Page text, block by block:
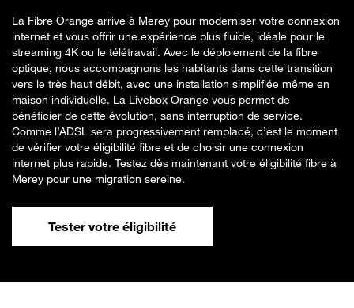
La Fibre Orange arrive à Merey pour moderniser votre connexion
internet et vous offrir une expérience plus fluide, idéale pour le
streaming 4K ou le télétravail. Avec le déploiement de la fibre
optique, nous accompagnons les habitants dans cette transition
vers le très haut débit, avec une installation simplifiée même en
maison individuelle. La Livebox Orange vous permet de
bénéficier de cette évolution, sans interruption de service.
Comme l’ADSL sera progressivement remplacé, c’est le moment
de vérifier votre éligibilité fibre et de choisir une connexion
internet plus rapide. Testez dès maintenant votre éligibilité fibre à
Merey pour une migration sereine.
Tester votre éligibilité